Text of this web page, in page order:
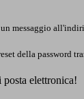
messaggio
della password
elettronica!